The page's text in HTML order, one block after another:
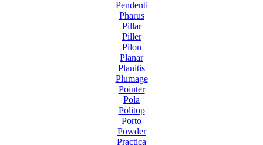
Pendenti
Pharus
Pillar
Piller
Pilon
Planar
Planitis
Plumage
Pointer
Pola
Politop
Porto
Powder
Practica